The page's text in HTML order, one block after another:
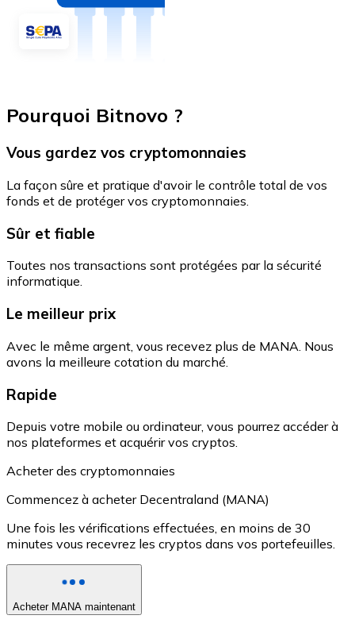
Pourquoi Bitnovo ?
Vous gardez vos cryptomonnaies
La façon sûre et pratique d'avoir le contrôle total de vos
fonds et de protéger vos cryptomonnaies.
Sûr et fiable
Toutes nos transactions sont protégées par la sécurité
informatique.
Le meilleur prix
Avec le même argent, vous recevez plus de MANA. Nous
avons la meilleure cotation du marché.
Rapide
Depuis votre mobile ou ordinateur, vous pourrez accéder à
nos plateformes et acquérir vos cryptos.
Acheter des cryptomonnaies
Commencez à acheter Decentraland (MANA)
Une fois les vérifications effectuées, en moins de 30
minutes vous recevrez les cryptos dans vos portefeuilles.
Acheter MANA maintenant